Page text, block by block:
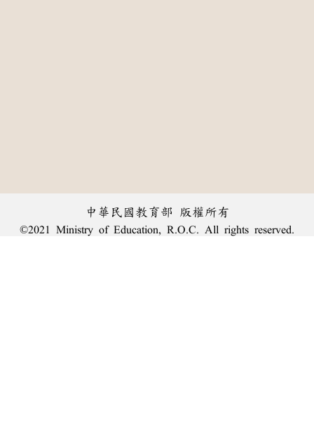
中華民國教育部 版權所有
©2021 Ministry of Education, R.O.C. All rights reserved.